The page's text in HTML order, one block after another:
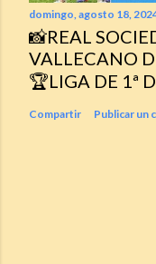
domingo, agosto 18,
📸REAL
VALLECANO
🏆LIGA DE 1ª
Compartir Publicar un